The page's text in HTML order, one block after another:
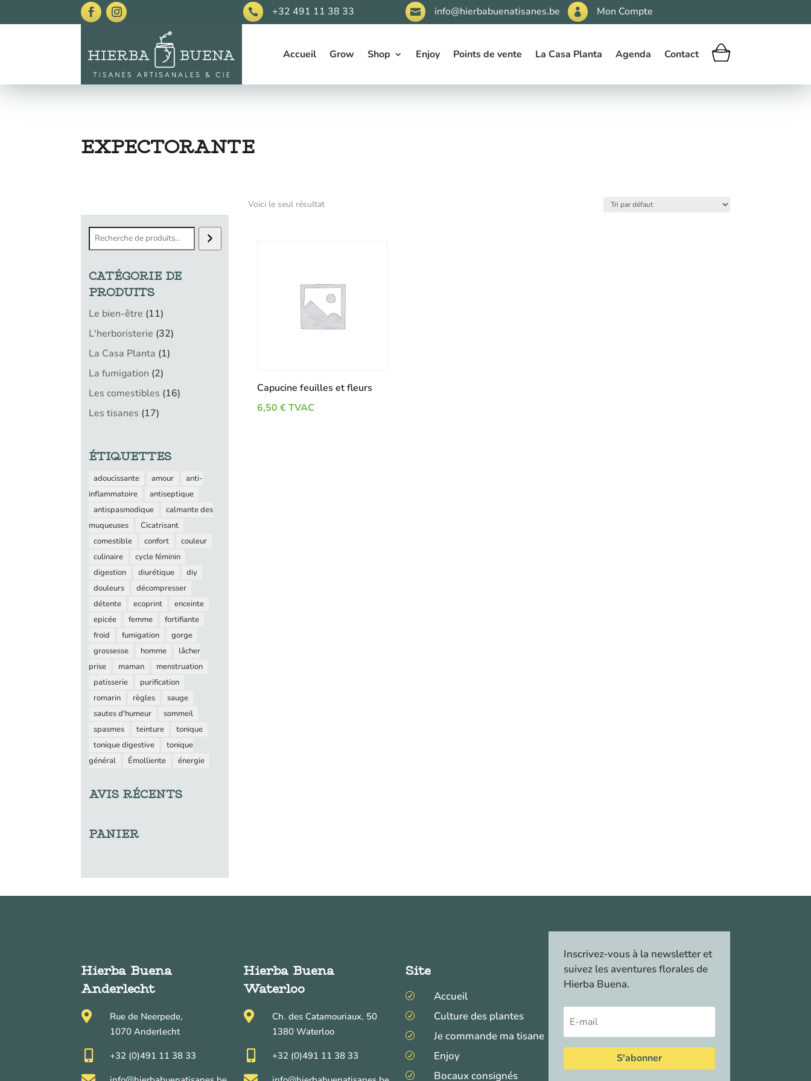
 +32 491 11 38 33  info@hierbabuenatisanes.be  Mon Compte
Accueil Grow Shop Enjoy Points de vente La Casa Planta Agenda Contact
EXPECTORANTE
Recherche
CATÉGORIE DE
PRODUITS
Le bien-être 1111
produits
L'herboristerie 3232
La Casa Planta 11
La fumigation 22
produits
Les comestibles 1616
Les tisanes 1717
ÉTIQUETTES
adoucissante amour
anti-
inflammatoire
antiseptique
antispasmodique
calmante des
muqueuses
Cicatrisant
comestible
confort
couleur
culinaire
cycle féminin
digestion
diurétique
diy
douleurs
décompresser
détente
ecoprint
enceinte
epicée
femme
fortifiante
froid
fumigation
gorge
grossesse
homme
lâcher
prise
maman
menstruation
patisserie
purification
romarin
règles
sauge
sautes d'humeur
sommeil
spasmes
teinture
tonique
tonique digestive
tonique
général
Émolliente énergie
AVIS RÉCENTS
PANIER
Voici le seul résultat
Capucine feuilles et fleurs
6,50€TVAC
Hierba Buena
Anderlecht

Rue de Neerpede,
1070 Anderlecht
 +32 (0)491 11 38 33
Hierba Buena
Waterloo

Ch. des Catamouriaux, 50
1380 Waterloo
 +32 (0)491 11 38 33
Site
R Accueil
R Culture des plantes
R Je commande ma tisane
R Enjoy
R Bocaux consignés
Inscrivez-vous à la newsletter et
suivez les aventures florales de
Hierba Buena.
S'abonner